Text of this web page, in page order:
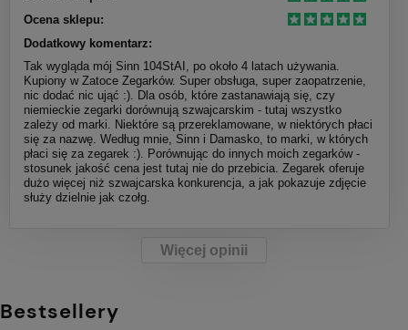
Ocena sklepu:
Dodatkowy komentarz:
Tak wygląda mój Sinn 104StAI, po około 4 latach używania.
Kupiony w Zatoce Zegarków. Super obsługa, super zaopatrzenie,
nic dodać nic ująć :). Dla osób, które zastanawiają się, czy
niemieckie zegarki dorównują szwajcarskim - tutaj wszystko
zależy od marki. Niektóre są przereklamowane, w niektórych płaci
się za nazwę. Według mnie, Sinn i Damasko, to marki, w których
płaci się za zegarek :). Porównując do innych moich zegarków -
stosunek jakość cena jest tutaj nie do przebicia. Zegarek oferuje
dużo więcej niż szwajcarska konkurencja, a jak pokazuje zdjęcie
służy dzielnie jak czołg.
Więcej opinii
Bestsellery